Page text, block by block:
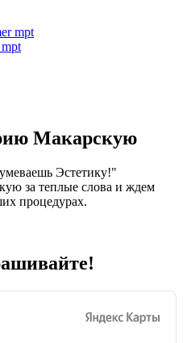
Макарскую
Эстетику!"
за теплые слова и ждем
процедурах.